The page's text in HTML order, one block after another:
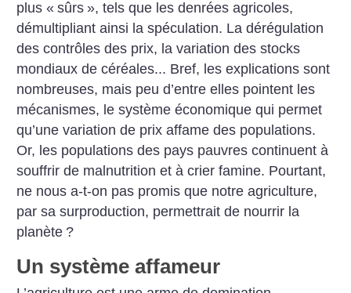
plus « sûrs », tels que les denrées agricoles,
démultipliant ainsi la spéculation. La dérégulation
des contrôles des prix, la variation des stocks
mondiaux de céréales... Bref, les explications sont
nombreuses, mais peu d’entre elles pointent les
mécanismes, le système économique qui permet
qu’une variation de prix affame des populations.
Or, les populations des pays pauvres continuent à
souffrir de malnutrition et à crier famine. Pourtant,
ne nous a-t-on pas promis que notre agriculture,
par sa surproduction, permettrait de nourrir la
planète ?
Un système affameur